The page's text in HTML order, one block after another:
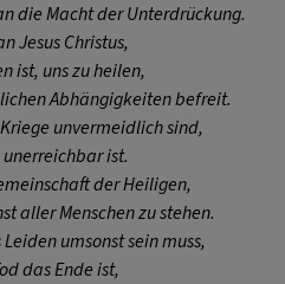
die Macht der Unterdrückung.
Jesus Christus,
ist, uns zu heilen,
Abhängigkeiten befreit.
unvermeidlich sind,
ist.
der Heiligen,
aller Menschen zu stehen.
umsonst sein muss,
das Ende ist,